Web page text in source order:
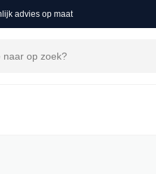
advies op maat
avontuur. Ontdek onze